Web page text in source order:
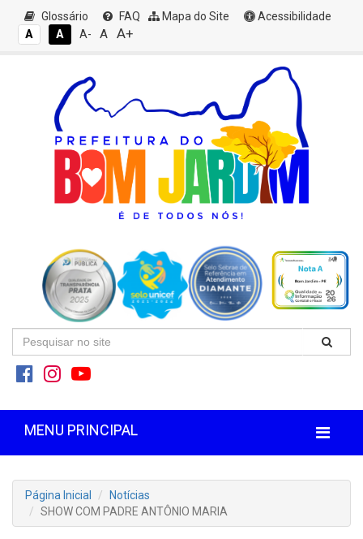
Glossário FAQ Mapa do Site
Acessibilidade
A
A A- A A+
MENU PRINCIPAL
Página Inicial
Notícias
SHOW COM PADRE ANTÔNIO MARIA